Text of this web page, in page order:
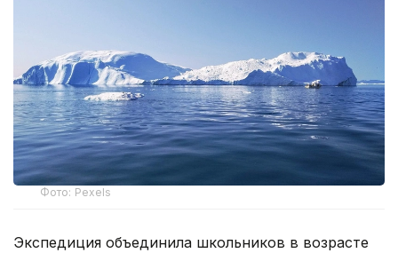
Фото: Pexels
Экспедиция объединила школьников в возрасте